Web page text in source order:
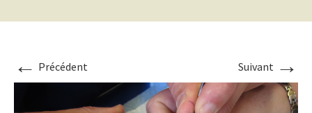
← Précédent Suivant →